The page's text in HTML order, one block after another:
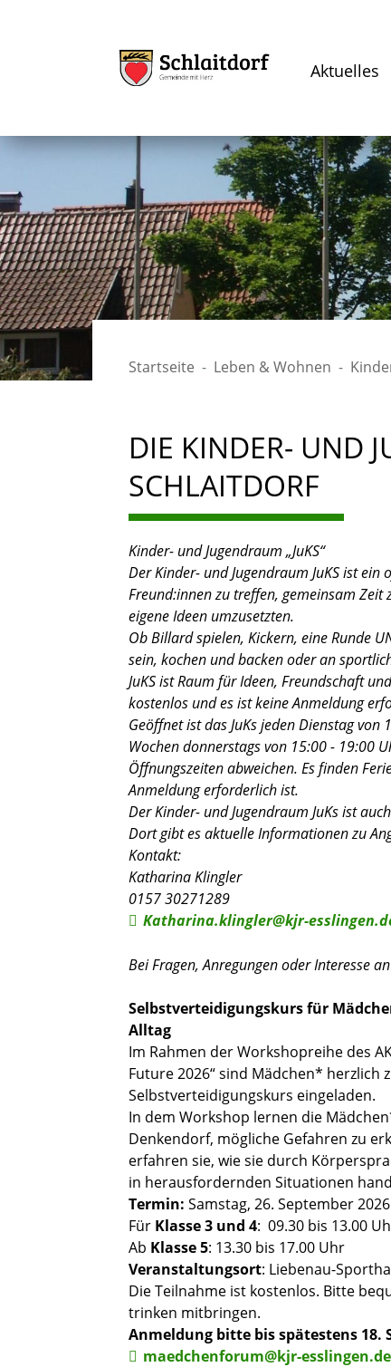
Aktuelles
Startseite Leben & Wohnen
DIE KINDER- UND
SCHLAITDORF
Kinder- und Jugendraum „JuKS“
Der Kinder- und Jugendraum JuKS ist
Freund:innen zu treffen, gemeinsam Zeit
eigene Ideen umzusetzten.
Ob Billard spielen, Kickern, eine Runde
sein, kochen und backen oder an
JuKS ist Raum für Ideen, Freundschaft
kostenlos und es ist keine Anmeldung
Geöffnet ist das JuKs jeden Dienstag
Wochen donnerstags von 15:00 - 19:00
Öffnungszeiten abweichen. Es finden
Anmeldung erforderlich ist.
Der Kinder- und Jugendraum JuKs ist
Dort gibt es aktuelle Informationen zu
Kontakt:
Katharina Klingler
0157 30271289
Katharina.klingler@kjr-
Bei Fragen, Anregungen oder Interesse
Selbstverteidigungskurs für
Alltag
Im Rahmen der Workshopreihe des
Future 2026“ sind Mädchen* herzlich
Selbstverteidigungskurs eingeladen.
In dem Workshop lernen die
Denkendorf, mögliche Gefahren zu
erfahren sie, wie sie durch
in herausfordernden Situationen
Termin: Samstag, 26. September 2026
Für Klasse 3 und 4: 09.30 bis 13.00
Ab Klasse 5: 13.30 bis 17.00 Uhr
Veranstaltungsort: Liebenau-
Die Teilnahme ist kostenlos. Bitte
trinken mitbringen.
Anmeldung bitte bis spätestens 18.
maedchenforum@kjr-esslingen.de